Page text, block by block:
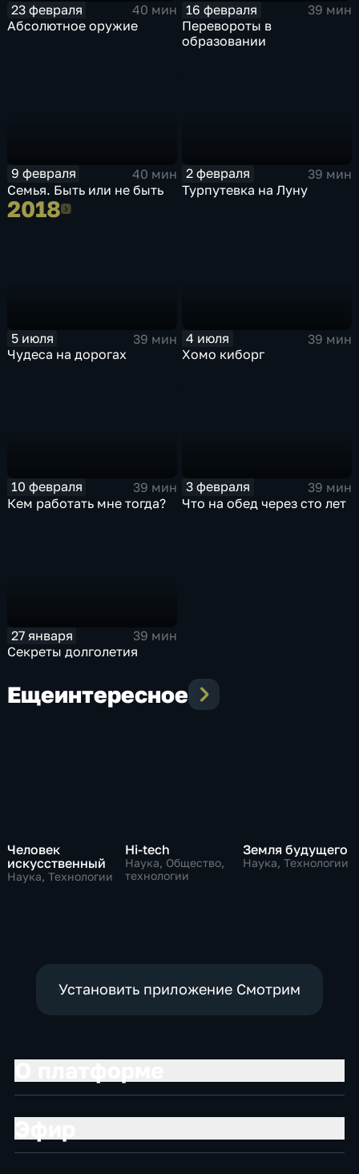
23 февраля
40 мин
Абсолютное оружие
16 февраля
39 мин
Перевороты в
образовании
9 февраля
40 мин
Семья. Быть или не быть
2 февраля
39 мин
Турпутевка на Луну
20182018
5 июля
39 мин
Чудеса на дорогах
4 июля
39 мин
Хомо киборг
10 февраля
39 мин
Кем работать мне тогда?
3 февраля
39 мин
Что на обед через сто лет
27 января
39 мин
Секреты долголетия
Ещеинтересное
Человек
искусственный
Наука, Технологии
Hi-tech
Наука, Общество,
технологии
Земля будущего
Наука, Технологии
Установить приложение Смотрим